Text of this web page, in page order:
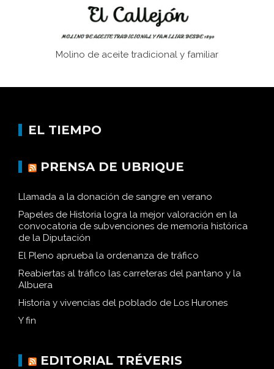
Molino de aceite tradicional y familiar
EL TIEMPO
PRENSA DE UBRIQUE
Llamada a la donación de sangre en verano
Papeles de Historia logra la mejor valoración en la
convocatoria de subvenciones de memoria histórica
de la Diputación
El Pleno aprueba la ordenanza de tráfico
Reabiertas al tráfico las carreteras del pantano y la
Albuera
Historia y vivencias del poblado de Los Hurones
Y fin
EDITORIAL TRÉVERIS